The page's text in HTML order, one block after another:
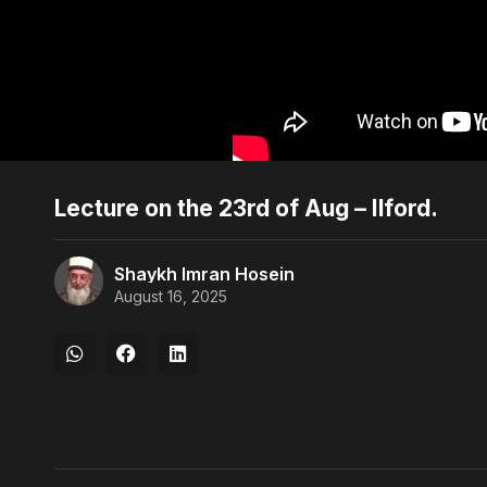
Lecture on the 23rd of Aug – Ilford.
Shaykh Imran Hosein
August 16, 2025